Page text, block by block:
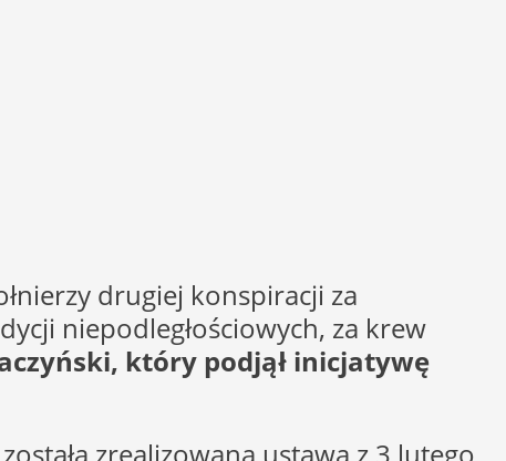
drugiej konspiracji za
niepodległościowych, za krew
który podjął inicjatywę